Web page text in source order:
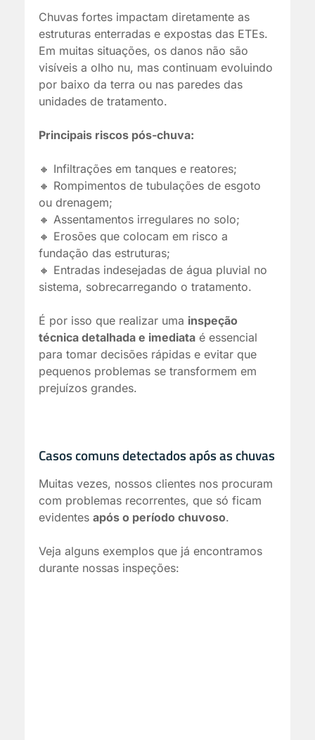
Chuvas fortes impactam diretamente as
estruturas enterradas e expostas das ETEs.
Em muitas situações, os danos não são
visíveis a olho nu, mas continuam evoluindo
por baixo da terra ou nas paredes das
unidades de tratamento.
Principais riscos pós-chuva:
🔸 Infiltrações em tanques e reatores;
🔸 Rompimentos de tubulações de esgoto
ou drenagem;
🔸 Assentamentos irregulares no solo;
🔸 Erosões que colocam em risco a
fundação das estruturas;
🔸 Entradas indesejadas de água pluvial no
sistema, sobrecarregando o tratamento.
É por isso que realizar uma inspeção
técnica detalhada e imediata é essencial
para tomar decisões rápidas e evitar que
pequenos problemas se transformem em
prejuízos grandes.
Casos comuns detectados após as chuvas
Muitas vezes, nossos clientes nos procuram
com problemas recorrentes, que só ficam
evidentes após o período chuvoso.
Veja alguns exemplos que já encontramos
durante nossas inspeções: